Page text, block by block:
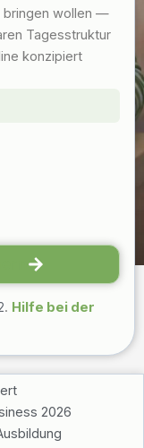
bringen wollen —
Tagesstruktur
konzipiert
. Hilfe bei der
2026